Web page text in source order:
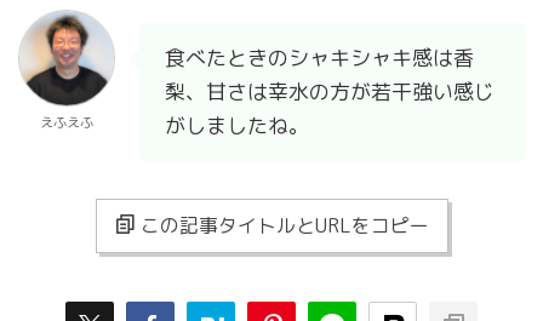
えふえふ
食べたときのシャキシャキ感は香
梨、甘さは幸水の方が若干強い感じ
がしましたね。
この記事タイトルとURLをコピー